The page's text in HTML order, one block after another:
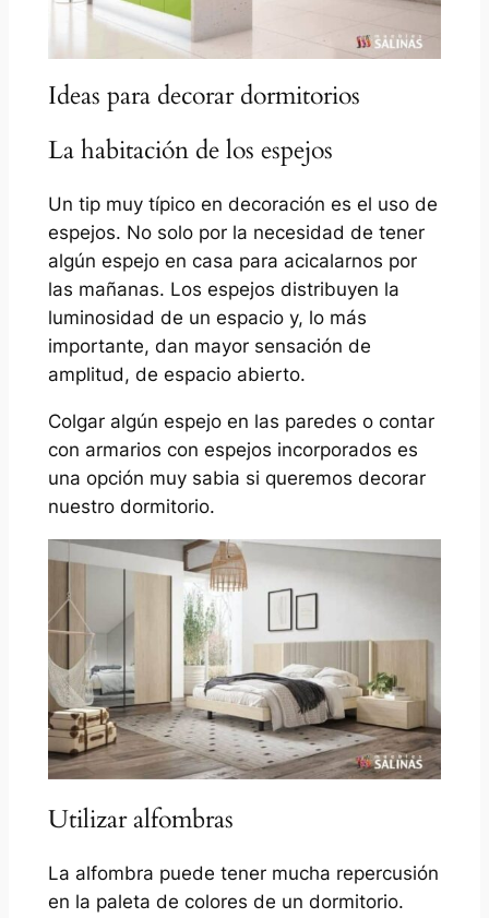
Ideas para decorar dormitorios
La habitación de los espejos
Un tip muy típico en decoración es el uso de
espejos. No solo por la necesidad de tener
algún espejo en casa para acicalarnos por
las mañanas. Los espejos distribuyen la
luminosidad de un espacio y, lo más
importante, dan mayor sensación de
amplitud, de espacio abierto.
Colgar algún espejo en las paredes o contar
con armarios con espejos incorporados es
una opción muy sabia si queremos decorar
nuestro dormitorio.
Utilizar alfombras
La alfombra puede tener mucha repercusión
en la paleta de colores de un dormitorio.